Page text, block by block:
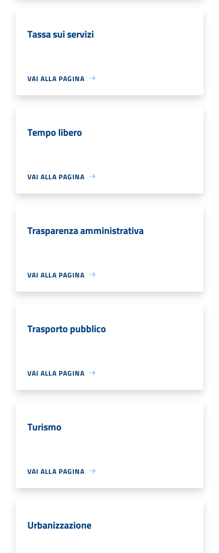
Tassa sui servizi
VAI ALLA PAGINA
Tempo libero
VAI ALLA PAGINA
Trasparenza amministrativa
VAI ALLA PAGINA
Trasporto pubblico
VAI ALLA PAGINA
Turismo
VAI ALLA PAGINA
Urbanizzazione